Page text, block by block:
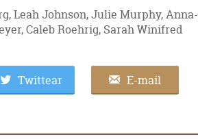
Leah Johnson, Julie Murphy, Anna-
Caleb Roehrig, Sarah Winifred
Twittear E-mail